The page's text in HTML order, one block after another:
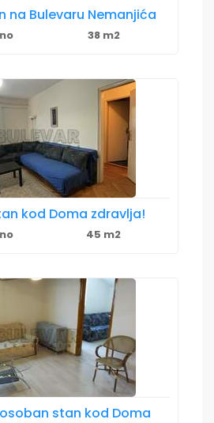
na Bulevaru Nemanjića
38 m2
kod Doma zdravlja!
45 m2
stan kod Doma